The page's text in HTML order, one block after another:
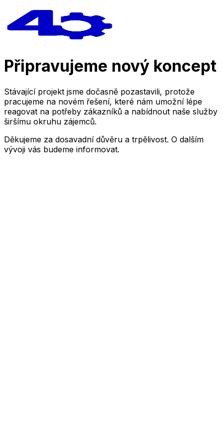
Připravujeme nový koncept
Stávající projekt jsme dočasně pozastavili, protože
pracujeme na novém řešení, které nám umožní lépe
reagovat na potřeby zákazníků a nabídnout naše služby
širšímu okruhu zájemců.
Děkujeme za dosavadní důvěru a trpělivost. O dalším
vývoji vás budeme informovat.